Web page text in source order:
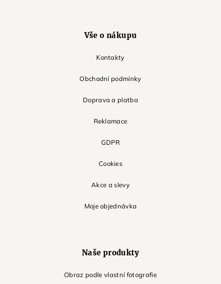
Vše o nákupu
Kontakty
Obchodní podmínky
Doprava a platba
Reklamace
GDPR
Cookies
Akce a slevy
Moje objednávka
Naše produkty
Obraz podle vlastní fotografie